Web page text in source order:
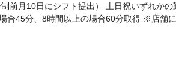
前月10日にシフト提出） 土日祝いずれか
合45分、8時間以上の場合60分取得 ※店舗